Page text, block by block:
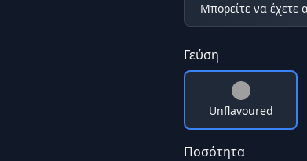
Μπορείτε να έχετε
Γεύση
Unflavoured
Ποσότητα